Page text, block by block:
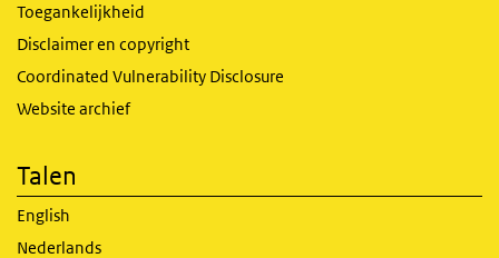
Toegankelijkheid
Disclaimer en copyright
Coordinated Vulnerability Disclosure
Website archief
Talen
English
Nederlands